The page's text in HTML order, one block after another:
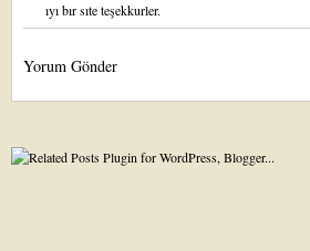
ıyı bır sıte teşekkurler.
Yorum Gönder